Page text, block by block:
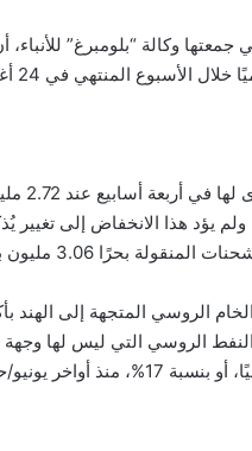
جمعتها وكالة “بلومبرغ”
يؤد هذا الانخفاض إلى
برميل يوميًا، بحسب وكالة (د.ب.أ).
الروسي التي ليس لها وجهة